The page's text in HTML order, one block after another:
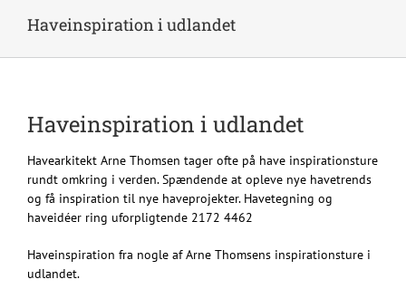
Haveinspiration i udlandet
Haveinspiration i udlandet
Havearkitekt Arne Thomsen tager ofte på have inspirationsture
rundt omkring i verden. Spændende at opleve nye havetrends
og få inspiration til nye haveprojekter. Havetegning og
haveidéer ring uforpligtende 2172 4462
Haveinspiration fra nogle af Arne Thomsens inspirationsture i
udlandet.